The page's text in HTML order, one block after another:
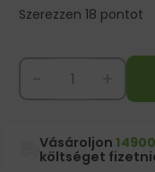
Szerezzen 18 pontot
Vásároljon
költséget